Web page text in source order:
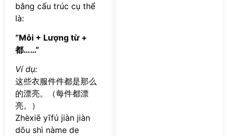
bằng cấu trúc cụ thể
là:
“Mỗi + Lượng từ +
都……”
Ví dụ:
这些衣服件件都是那么
的漂亮。（每件都漂
亮。）
Zhèxiē yīfú jiàn jiàn
dōu shì nàme de